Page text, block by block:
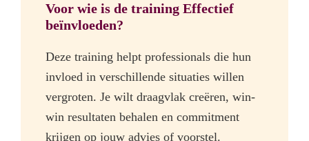
Voor wie is de training Effectief
beïnvloeden?
Deze training helpt professionals die hun
invloed in verschillende situaties willen
vergroten. Je wilt draagvlak creëren, win-
win resultaten behalen en commitment
krijgen op jouw advies of voorstel.